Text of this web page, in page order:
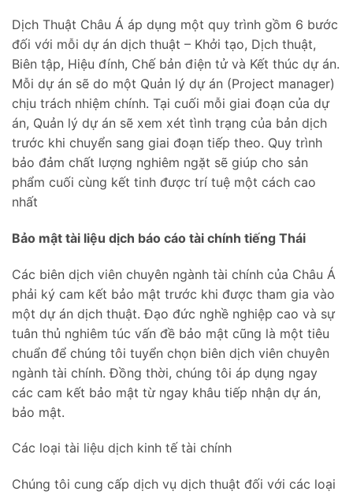
Dịch Thuật Châu Á áp dụng một quy trình gồm 6 bước
đối với mỗi dự án dịch thuật – Khởi tạo, Dịch thuật,
Biên tập, Hiệu đính, Chế bản điện tử và Kết thúc dự án.
Mỗi dự án sẽ do một Quản lý dự án (Project manager)
chịu trách nhiệm chính. Tại cuối mỗi giai đoạn của dự
án, Quản lý dự án sẽ xem xét tình trạng của bản dịch
trước khi chuyển sang giai đoạn tiếp theo. Quy trình
bảo đảm chất lượng nghiêm ngặt sẽ giúp cho sản
phẩm cuối cùng kết tinh được trí tuệ một cách cao
nhất
Bảo mật tài liệu dịch báo cáo tài chính tiếng Thái
Các biên dịch viên chuyên ngành tài chính của Châu Á
phải ký cam kết bảo mật trước khi được tham gia vào
một dự án dịch thuật. Đạo đức nghề nghiệp cao và sự
tuân thủ nghiêm túc vấn đề bảo mật cũng là một tiêu
chuẩn để chúng tôi tuyển chọn biên dịch viên chuyên
ngành tài chính. Đồng thời, chúng tôi áp dụng ngay
các cam kết bảo mật từ ngay khâu tiếp nhận dự án,
bảo mật.
Các loại tài liệu dịch kinh tế tài chính
Chúng tôi cung cấp dịch vụ dịch thuật đối với các loại